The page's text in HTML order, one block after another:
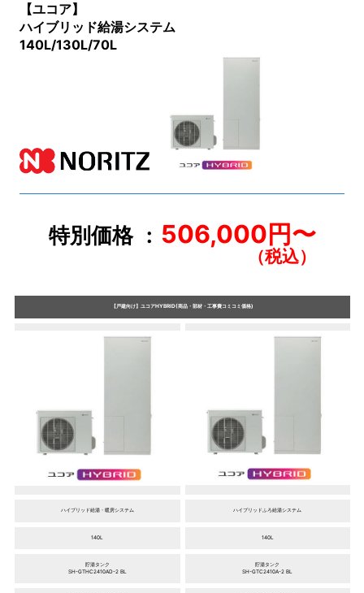
【ユコア】
ハイブリッド給湯システム
140L/130L/70L
特別価格 506,000円〜
【戸建向け】ユコアHYBRID(商品・部材・工事費コミコミ価格)
ハイブリッド給湯・暖房システム ハイブリッドふろ給湯システム
140L 140L
貯湯タンク
SH-GTHC2410AD-2 BL
貯湯タンク
SH-GTC2410A-2 BL